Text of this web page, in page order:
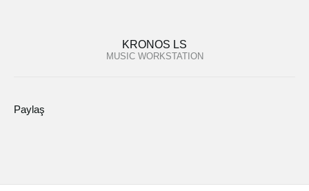
KRONOS LS
MUSIC WORKSTATION
Paylaş